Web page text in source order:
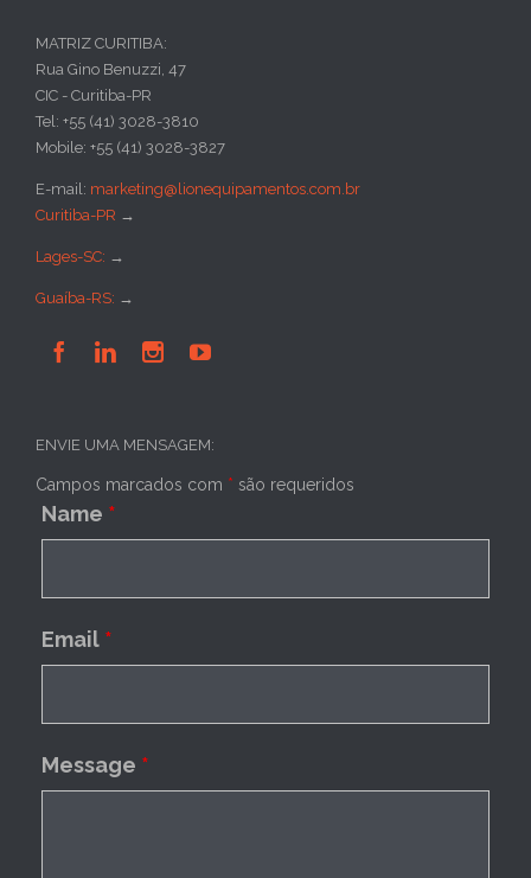
MATRIZ CURITIBA:
Rua Gino Benuzzi, 47
CIC - Curitiba-PR
Tel: +55 (41) 3028-3810
Mobile: +55 (41) 3028-3827
E-mail: marketing@lionequipamentos.com.br
Curitiba-PR →
Lages-SC: →
Guaíba-RS: →
   
ENVIE UMA MENSAGEM:
Campos marcados com * são requeridos
Name *
Email *
Message *